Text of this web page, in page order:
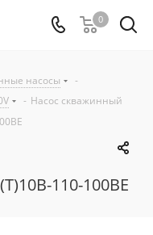
0
насосы
-
- Насос скважинный
110-100BE